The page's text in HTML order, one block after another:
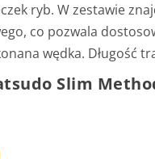
ryb. W zestawie
co pozwala
wędka. Długość
Slim